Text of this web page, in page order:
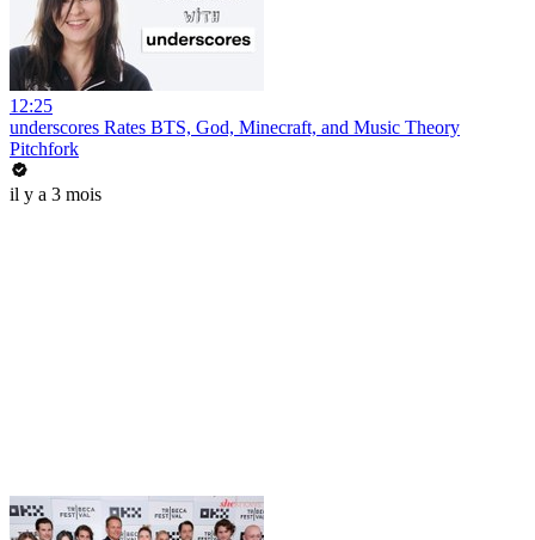
12:25
underscores Rates BTS, God, Minecraft, and Music Theory
Pitchfork
il y a 3 mois